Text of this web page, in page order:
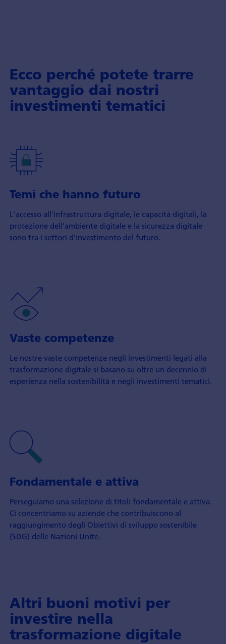
Ecco perché potete trarre
vantaggio dai nostri
investimenti tematici
Temi che hanno futuro
L'accesso all'infrastruttura digitale, le capacità digitali, la
protezione dell'ambiente digitale e la sicurezza digitale
sono tra i settori d’investimento del futuro.
Vaste competenze
Le nostre vaste competenze negli investimenti legati alla
trasformazione digitale si basano su oltre un decennio di
esperienza nella sostenibilità e negli investimenti tematici.
Fondamentale e attiva
Perseguiamo una selezione di titoli fondamentale e attiva.
Ci concentriamo su aziende che contribuiscono al
raggiungimento degli Obiettivi di sviluppo sostenibile
(SDG) delle Nazioni Unite.
Altri buoni motivi per
investire nella
trasformazione digitale